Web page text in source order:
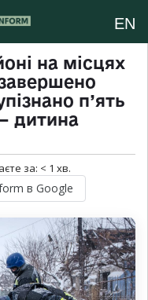
EN
на місцях
п’ять
дитина
за: < 1 хв.
в Google